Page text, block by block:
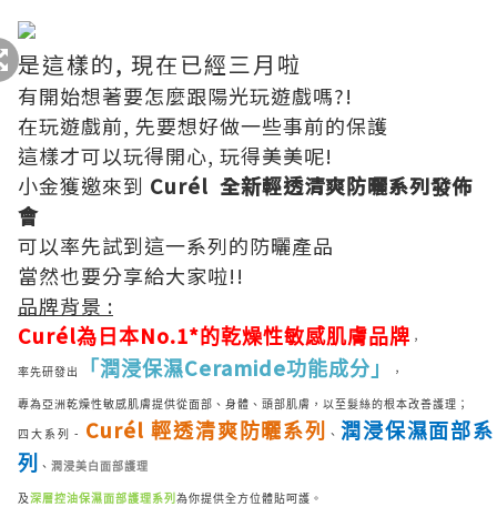
是這樣的, 現在已經三月啦
有開始想著要怎麼跟陽光玩遊戲嗎?!
在玩遊戲前, 先要想好做一些事前的保護
這樣才可以玩得開心, 玩得美美呢!
小金獲邀來到 Curél 全新輕透清爽防曬系列發佈
會
可以率先試到這一系列的防曬產品
當然也要分享給大家啦!!
品牌背景 :
Curél為日本No.1* 的乾燥性敏感肌膚品牌 ，
率先研發出 「潤浸保濕Ceramide功能成分」 ，
專為亞洲乾燥性敏感肌膚提供從面部、身體、頭部肌膚， 以至髮絲的根本改善護理；
四大系列 - Curél輕透清爽 防曬系列 、 潤浸保濕面部系
列
、 潤浸美白面部護理
及深層控油保濕面部護理系列 為你提供全方位體貼呵護。